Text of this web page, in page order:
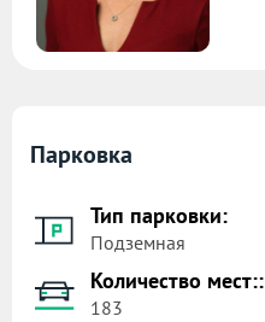
Парковка
Тип парковки:
Подземная
Количество мест::
183